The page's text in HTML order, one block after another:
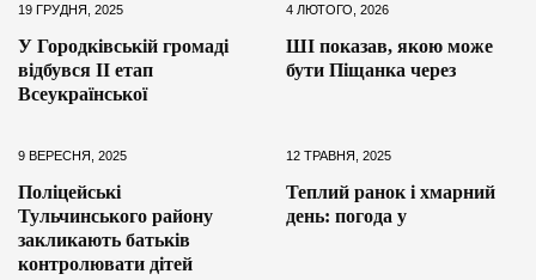
19 ГРУДНЯ, 2025
У Городківській громаді
відбувся ІІ етап
Всеукраїнської
4 ЛЮТОГО, 2026
ШІ показав, якою може
бути Піщанка через
9 ВЕРЕСНЯ, 2025
Поліцейські
Тульчинського району
закликають батьків
контролювати дітей
12 ТРАВНЯ, 2025
Теплий ранок і хмарний
день: погода у